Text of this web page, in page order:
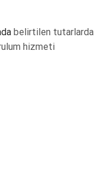
belirtilen tutarlarda
hizmeti